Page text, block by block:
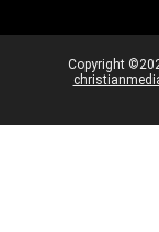
Copyright